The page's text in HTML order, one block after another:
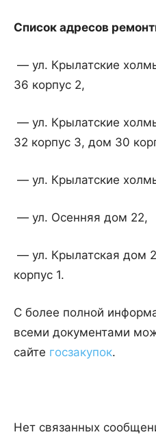
Список адресов
— ул. Крылатские
36 корпус 2,
— ул. Крылатские
32 корпус 3, дом 30
— ул. Крылатские
— ул. Осенняя дом 22,
— ул. Крылатская дом
корпус 1.
С более полной
всеми документами
сайте госзакупок.
Нет связанных